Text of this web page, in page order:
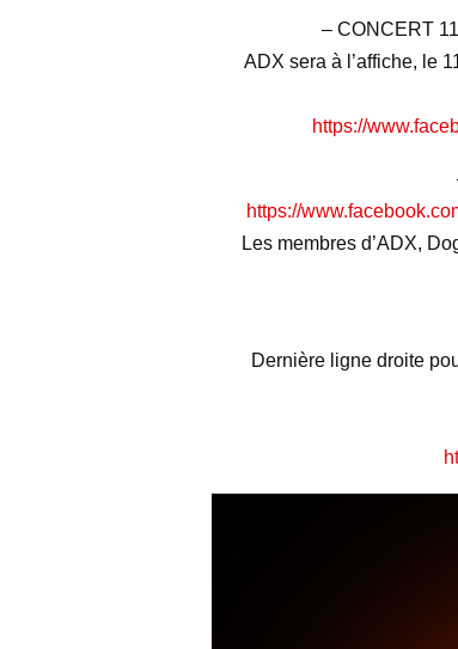
– CONCERT
ADX sera à l’affiche, le
https://
https://
Les membres d’ADX,
Dernière ligne droite